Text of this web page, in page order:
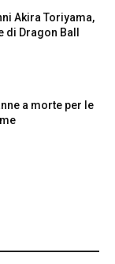
Akira Toriyama,
Dragon Ball
a morte per le